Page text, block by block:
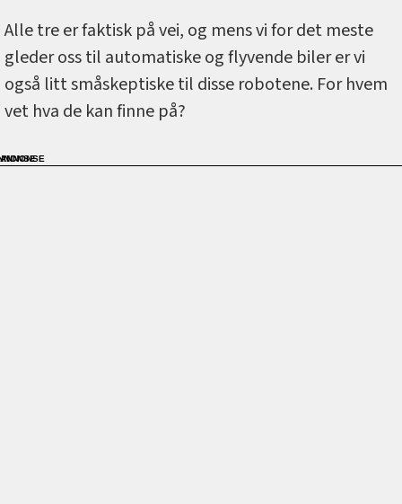
Alle tre er faktisk på vei, og mens vi for det meste
gleder oss til automatiske og flyvende biler er vi
også litt småskeptiske til disse robotene. For hvem
vet hva de kan finne på?